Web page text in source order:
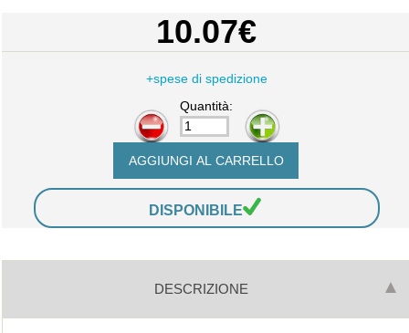
10.07€
+spese di spedizione
Quantità:
-
+
DISPONIBILE
DESCRIZIONE